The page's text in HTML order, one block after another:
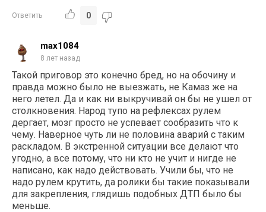
Ответить 0
max1084
8 лет назад
Такой приговор это конечно бред, но на обочину и
правда можно было не выезжать, не Камаз же на
него летел. Да и как ни выкручивай он бы не ушел от
столкновения. Народ тупо на рефлексах рулем
дергает, мозг просто не успевает сообразить что к
чему. Наверное чуть ли не половина аварий с таким
раскладом. В экстренной ситуации все делают что
угодно, а все потому, что ни кто не учит и нигде не
написано, как надо действовать. Учили бы, что не
надо рулем крутить, да ролики бы такие показывали
для закрепления, глядишь подобных ДТП было бы
меньше.